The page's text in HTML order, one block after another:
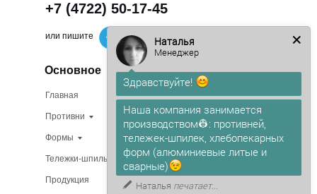
Основное
Главная
Продукция
О компании
Противни
Доставка
Тележки-шпильки
Изготовление на заказ
или пишите
+7 (4722) 50-17-45
Формы
В наличии
Наталья
Менеджер
Здравствуйте!
Наша компания занимается
производством👷: противней,
тележек-шпилек, хлебопекарных
форм (алюминиевые литые и
сварные)
Наталья печатает...